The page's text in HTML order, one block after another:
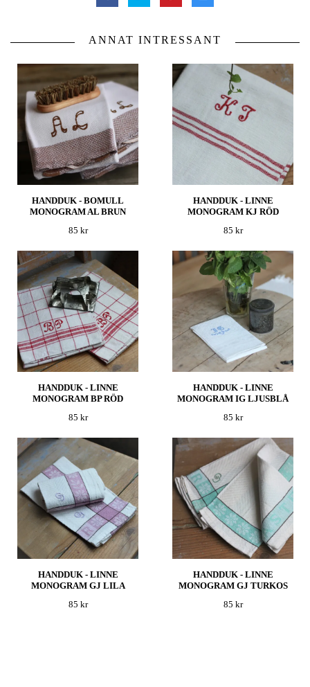
ANNAT INTRESSANT
HANDDUK - BOMULL
MONOGRAM AL BRUN
85 kr
HANDDUK - LINNE
MONOGRAM KJ RÖD
85 kr
HANDDUK - LINNE
MONOGRAM BP RÖD
85 kr
HANDDUK - LINNE
MONOGRAM IG LJUSBLÅ
85 kr
HANDDUK - LINNE
MONOGRAM GJ LILA
85 kr
HANDDUK - LINNE
MONOGRAM GJ TURKOS
85 kr